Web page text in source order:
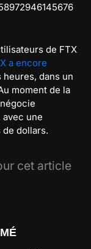
de FTX
a encore
dans un
moment de la
avec une
dollars.
cet article